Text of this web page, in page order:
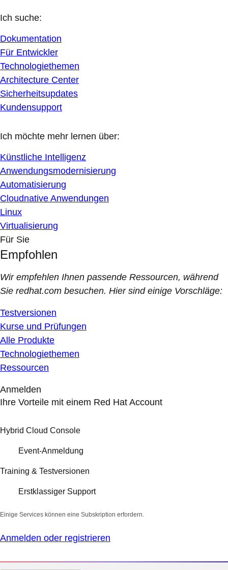
Ich suche:
Dokumentation
Für Entwickler
Technologiethemen
Architecture Center
Sicherheitsupdates
Kundensupport
Ich möchte mehr lernen über:
Künstliche Intelligenz
Anwendungsmodernisierung
Automatisierung
Cloudnative Anwendungen
Linux
Virtualisierung
Für Sie
Empfohlen
Wir empfehlen Ihnen passende Ressourcen, während
Sie redhat.com besuchen. Hier sind einige Vorschläge:
Testversionen
Kurse und Prüfungen
Alle Produkte
Technologiethemen
Ressourcen
Anmelden
Ihre Vorteile mit einem Red Hat Account
Hybrid Cloud Console
Event-Anmeldung
Training & Testversionen
Erstklassiger Support
Einige Services können eine Subskription erfordern.
Anmelden oder registrieren